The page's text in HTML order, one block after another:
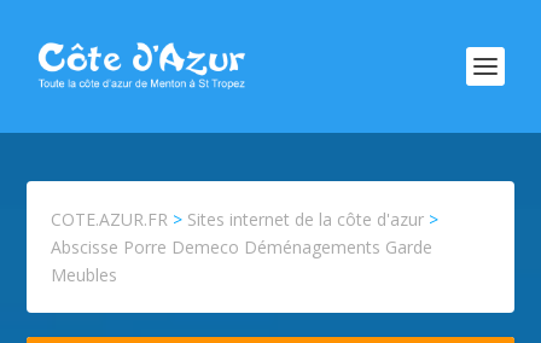
COTE.AZUR.FR > Sites internet de la côte d'azur >
Abscisse Porre Demeco Déménagements Garde
Meubles